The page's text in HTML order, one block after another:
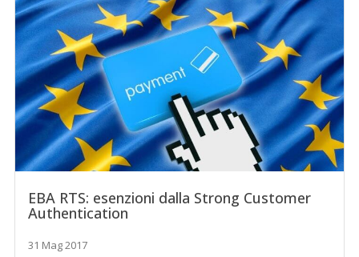
EBA RTS: esenzioni dalla Strong Customer
Authentication
31 Mag 2017